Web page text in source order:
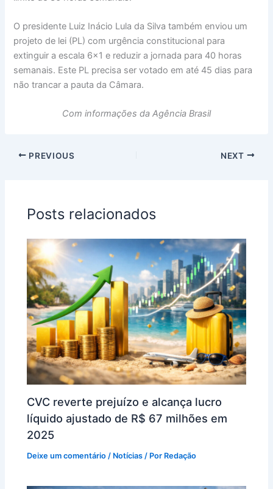
O presidente Luiz Inácio Lula da Silva também enviou um
projeto de lei (PL) com urgência constitucional para
extinguir a escala 6×1 e reduzir a jornada para 40 horas
semanais. Este PL precisa ser votado em até 45 dias para
não trancar a pauta da Câmara.
Com informações da Agência Brasil
PREVIOUS NEXT
Posts relacionados
CVC reverte prejuízo e alcança lucro
líquido ajustado de R$ 67 milhões em
2025
Deixe um comentário / Notícias / Por Redação